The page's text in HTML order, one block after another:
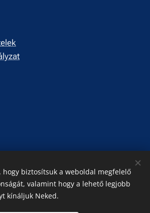
E-mail: info@dynamicgroup.hu
Facebook
hogy biztosítsuk a weboldal megfelelő
valamint hogy a lehető legjobb
kínáljuk Neked.